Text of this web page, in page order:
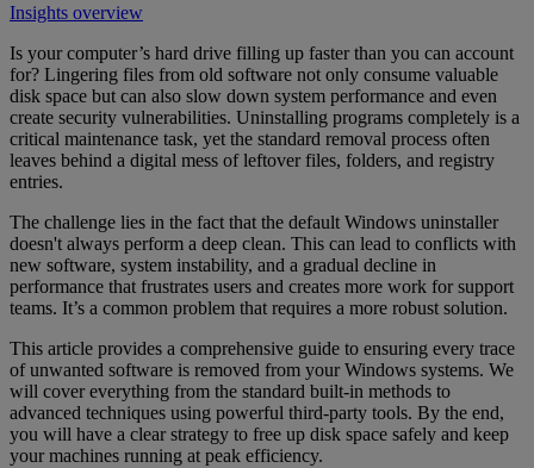
Insights overview
Is your computer’s hard drive filling up faster than you can account
for? Lingering files from old software not only consume valuable
disk space but can also slow down system performance and even
create security vulnerabilities. Uninstalling programs completely is a
critical maintenance task, yet the standard removal process often
leaves behind a digital mess of leftover files, folders, and registry
entries.
The challenge lies in the fact that the default Windows uninstaller
doesn't always perform a deep clean. This can lead to conflicts with
new software, system instability, and a gradual decline in
performance that frustrates users and creates more work for support
teams. It’s a common problem that requires a more robust solution.
This article provides a comprehensive guide to ensuring every trace
of unwanted software is removed from your Windows systems. We
will cover everything from the standard built-in methods to
advanced techniques using powerful third-party tools. By the end,
you will have a clear strategy to free up disk space safely and keep
your machines running at peak efficiency.